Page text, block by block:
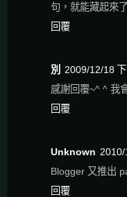
句，就能藏起來
回覆
別
2009/12/18
感謝回覆~^ ^ 我
回覆
Unknown 2010/
Blogger 又推出
回覆